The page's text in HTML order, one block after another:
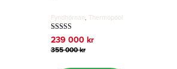
Fyndhörnan, Thermopool
Betygsatt
5.00
av 5
355 000kr
Det
ursprungliga
239 000 kr
Det
nuvarande